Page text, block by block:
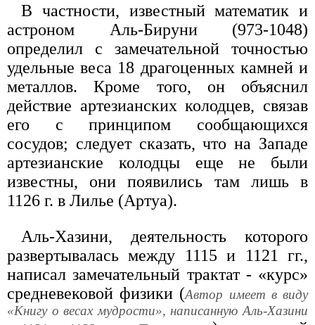
В частности, известный математик и
астроном Аль-Бируни (973-1048)
определил с замечательной точностью
удельные веса 18 драгоценных камней и
металлов. Кроме того, он объяснил
действие артезианских колодцев, связав
его с принципом сообщающихся
сосудов; следует сказать, что на Западе
артезианские колодцы еще не были
известны, они появились там лишь в
1126 г. в Лилье (Артуа).
Аль-Хазини, деятельность которого
развертывалась между 1115 и 1121 гг.,
написал замечательный трактат - «курс»
средневековой физики (Автор имеет в виду
«Книгу о весах мудрости», написанную Аль-Хазини